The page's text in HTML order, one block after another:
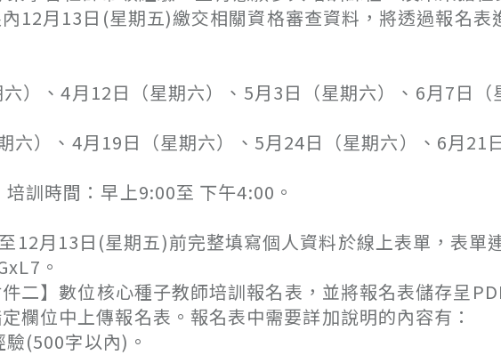
12月13日(星期五)繳交相關資格審查資料，將透過報名表
、4月12日（星期六）、5月3日（星期六）、6月7日（
、4月19日（星期六）、5月24日（星期六）、6月21
時間：早上9:00至 下午4:00。
13日(星期五)前完整填寫個人資料於線上表單，表單
。
】數位核心種子教師培訓報名表，並將報名表儲存呈
欄位中上傳報名表。報名表中需要詳加說明的內容有：
(500字以內)。